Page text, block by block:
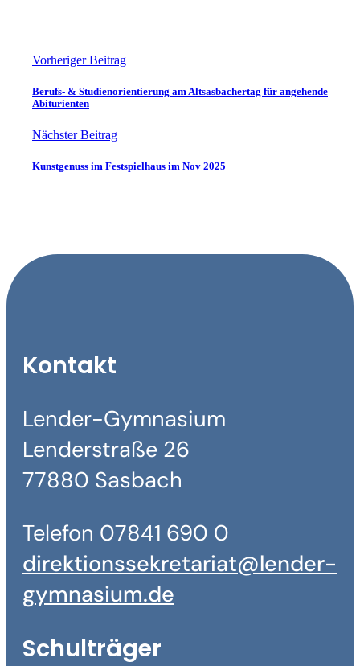
Vorheriger Beitrag
Berufs- & Studienorientierung am Altsasbachertag für angehende
Abiturienten
Nächster Beitrag
Kunstgenuss im Festspielhaus im Nov 2025
Kontakt
Lender-Gymnasium
Lenderstraße 26
77880 Sasbach
Telefon 07841 690 0
direktionssekretariat@lender-
gymnasium.de
Schulträger